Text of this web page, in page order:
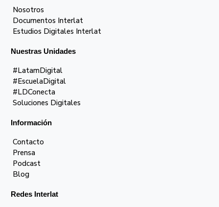
Nosotros
Documentos Interlat
Estudios Digitales Interlat
Nuestras Unidades
#LatamDigital
#EscuelaDigital
#LDConecta
Soluciones Digitales
Información
Contacto
Prensa
Podcast
Blog
Redes Interlat